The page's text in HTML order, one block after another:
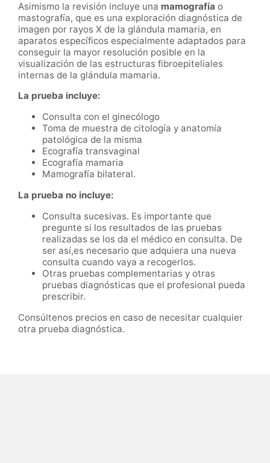
Asimismo la revisión incluye una mamografía o
mastografía, que es una exploración diagnóstica de
imagen por rayos X de la glándula mamaria, en
aparatos específicos especialmente adaptados para
conseguir la mayor resolución posible en la
visualización de las estructuras fibroepiteliales
internas de la glándula mamaria.
La prueba incluye:
Consulta con el ginecólogo
Toma de muestra de citología y anatomía
patológica de la misma
Ecografía transvaginal
Ecografía mamaria
Mamografía bilateral.
La prueba no incluye:
Consulta sucesivas. Es importante que
pregunte si los resultados de las pruebas
realizadas se los da el médico en consulta. De
ser así,es necesario que adquiera una nueva
consulta cuando vaya a recogerlos.
Otras pruebas complementarias y otras
pruebas diagnósticas que el profesional pueda
prescribir.
Consúltenos precios en caso de necesitar cualquier
otra prueba diagnóstica.